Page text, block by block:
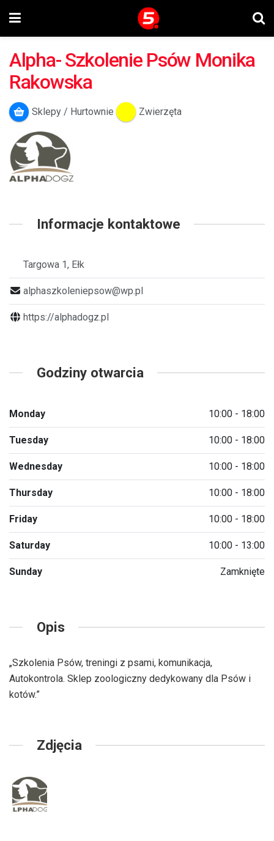
Alpha- Szkolenie Psów Monika
Rakowska
Sklepy / Hurtownie Zwierzęta
Informacje kontaktowe
Targowa 1, Ełk
alphaszkoleniepsow@wp.pl
https://alphadogz.pl
Godziny otwarcia
Monday 10:00 - 18:00
Tuesday 10:00 - 18:00
Wednesday 10:00 - 18:00
Thursday 10:00 - 18:00
Friday 10:00 - 18:00
Saturday 10:00 - 13:00
Sunday Zamknięte
Opis
„Szkolenia Psów, treningi z psami, komunikacja,
Autokontrola. Sklep zoologiczny dedykowany dla Psów i
kotów.”
Zdjęcia